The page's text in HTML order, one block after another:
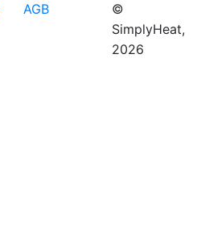
AGB
©
SimplyHeat,
2026